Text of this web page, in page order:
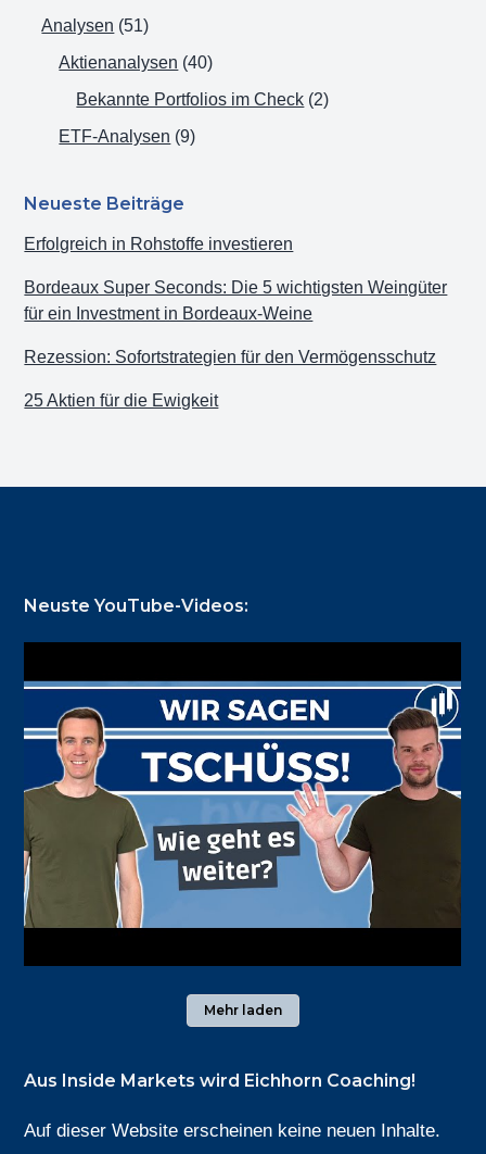
Analysen (51)
Aktienanalysen (40)
Bekannte Portfolios im Check (2)
ETF-Analysen (9)
Neueste Beiträge
Erfolgreich in Rohstoffe investieren
Bordeaux Super Seconds: Die 5 wichtigsten Weingüter
für ein Investment in Bordeaux-Weine
Rezession: Sofortstrategien für den Vermögensschutz
25 Aktien für die Ewigkeit
Neuste YouTube-Videos:
Mehr laden
Aus Inside Markets wird Eichhorn Coaching!
Auf dieser Website erscheinen keine neuen Inhalte.